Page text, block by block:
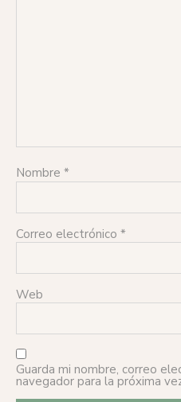
Nombre *
Correo electrónico *
Web
Guarda mi nombre, correo
navegador para la próxima